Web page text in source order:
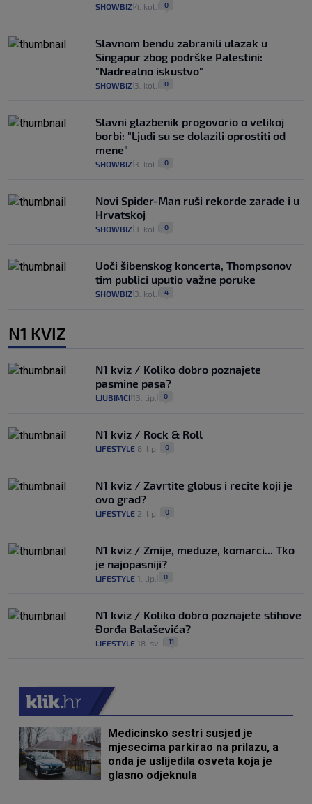
SHOWBIZ 4. kol. 0
Slavnom bendu zabranili ulazak u
Singapur zbog podrške Palestini:
"Nadrealno iskustvo"
SHOWBIZ 3. kol. 0
Slavni glazbenik progovorio o velikoj
borbi: "Ljudi su se dolazili oprostiti od
mene"
SHOWBIZ 3. kol. 0
Novi Spider-Man ruši rekorde zarade i u
Hrvatskoj
SHOWBIZ 3. kol. 0
Uoči šibenskog koncerta, Thompsonov
tim publici uputio važne poruke
SHOWBIZ 3. kol. 4
N1 KVIZ
N1 kviz / Koliko dobro poznajete
pasmine pasa?
LJUBIMCI 13. lip. 0
N1 kviz / Rock & Roll
LIFESTYLE 8. lip. 0
N1 kviz / Zavrtite globus i recite koji je
ovo grad?
LIFESTYLE 2. lip. 0
N1 kviz / Zmije, meduze, komarci... Tko
je najopasniji?
LIFESTYLE 1. lip. 0
N1 kviz / Koliko dobro poznajete stihove
Đorđa Balaševića?
LIFESTYLE 18. svi. 11
Medicinsko sestri susjed je
mjesecima parkirao na prilazu, a
onda je uslijedila osveta koja je
glasno odjeknula